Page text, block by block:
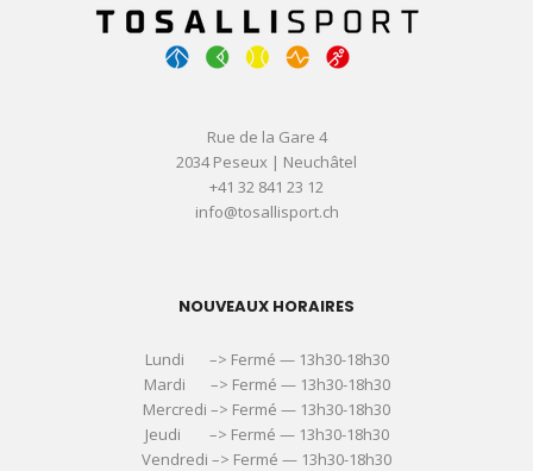
Rue de la Gare 4
2034 Peseux | Neuchâtel
+41 32 841 23 12
info@tosallisport.ch
NOUVEAUX HORAIRES
Lundi –> Fermé — 13h30-18h30
Mardi –> Fermé — 13h30-18h30
Mercredi –> Fermé — 13h30-18h30
Jeudi –> Fermé — 13h30-18h30
Vendredi –> Fermé — 13h30-18h30